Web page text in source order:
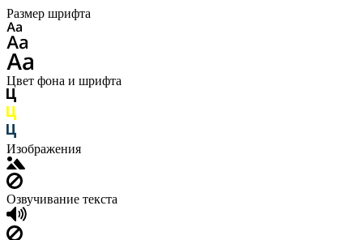
Размер шрифта
Цвет фона и шрифта
Изображения
Озвучивание текста